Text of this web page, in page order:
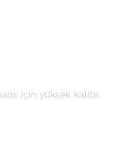
için yüksek kalite